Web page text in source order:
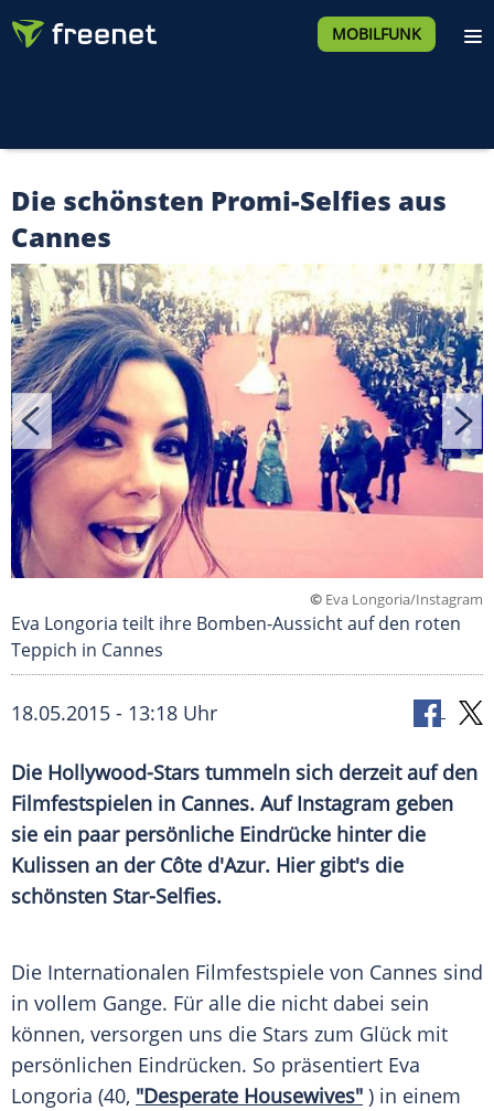
MOBILFUNK
Die schönsten Promi-Selfies aus
Cannes
© Eva Longoria/Instagram
Eva Longoria teilt ihre Bomben-Aussicht auf den roten
Teppich in Cannes
18.05.2015 - 13:18 Uhr
Die Hollywood-Stars tummeln sich derzeit auf den
Filmfestspielen in Cannes. Auf Instagram geben
sie ein paar persönliche Eindrücke hinter die
Kulissen an der Côte d'Azur. Hier gibt's die
schönsten Star-Selfies.
Die Internationalen Filmfestspiele von Cannes sind
in vollem Gange. Für alle die nicht dabei sein
können, versorgen uns die Stars zum Glück mit
persönlichen Eindrücken. So präsentiert Eva
Longoria (40, "Desperate Housewives" ) in einem